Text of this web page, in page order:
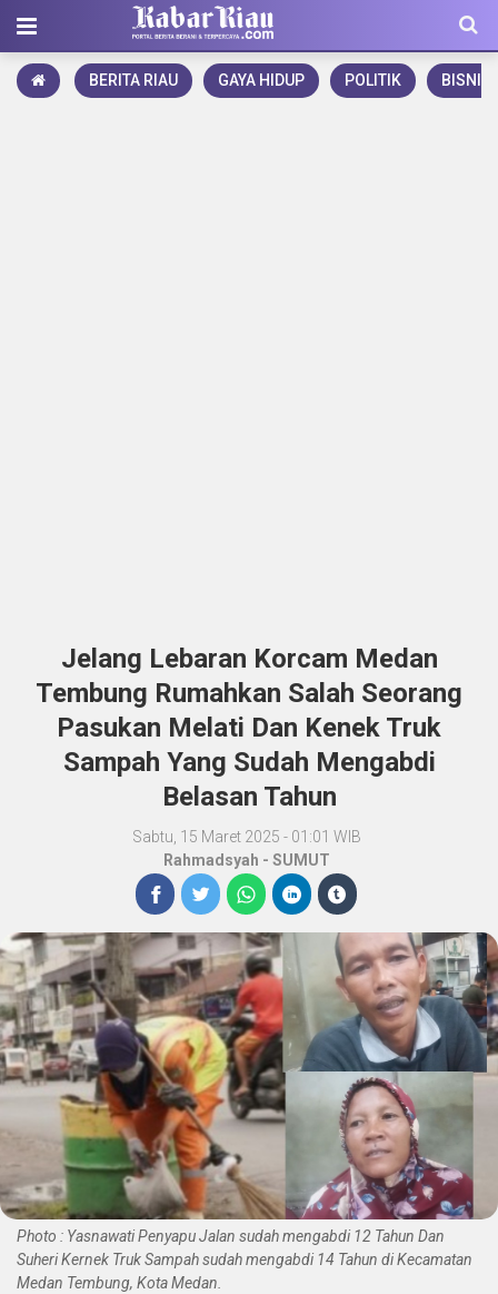
BERITA RIAU GAYA HIDUP POLITIK BISNIS
Jelang Lebaran Korcam Medan
Tembung Rumahkan Salah Seorang
Pasukan Melati Dan Kenek Truk
Sampah Yang Sudah Mengabdi
Belasan Tahun
Sabtu, 15 Maret 2025 - 01:01 WIB
Rahmadsyah - SUMUT
Photo : Yasnawati Penyapu Jalan sudah mengabdi 12 Tahun Dan
Suheri Kernek Truk Sampah sudah mengabdi 14 Tahun di Kecamatan
Medan Tembung, Kota Medan.